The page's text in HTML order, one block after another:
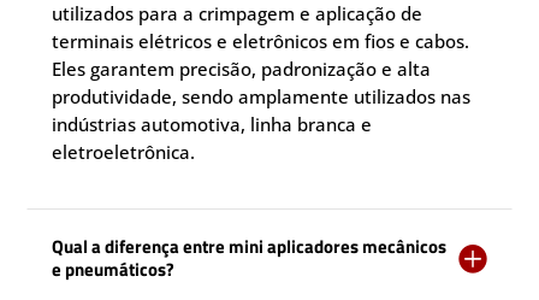
utilizados para a crimpagem e aplicação de
terminais elétricos e eletrônicos em fios e cabos.
Eles garantem precisão, padronização e alta
produtividade, sendo amplamente utilizados nas
indústrias automotiva, linha branca e
eletroeletrônica.
Qual a diferença entre mini aplicadores mecânicos
e pneumáticos?
